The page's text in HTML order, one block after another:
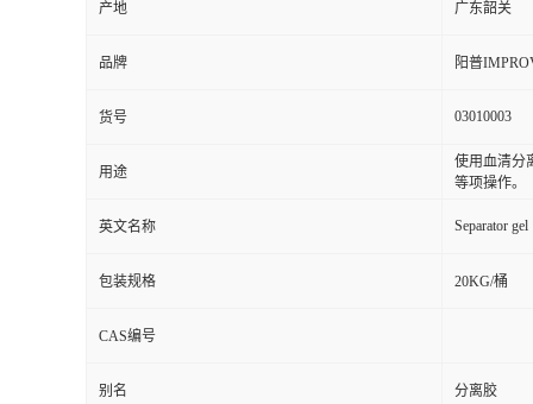
产地 广东韶关
品牌 阳普
货号 03010003
用途
使用血清分
等项操作。
英文名称 Separator gel
包装规格 20KG/桶
CAS编号
别名 分离胶